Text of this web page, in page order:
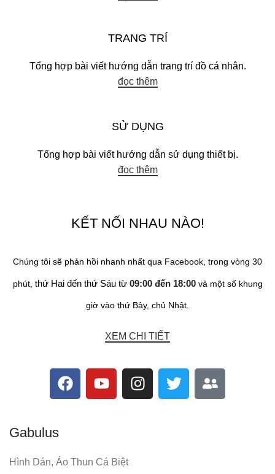
TRANG TRÍ
Tổng hợp bài viết hướng dẫn trang trí đồ cá nhân.
đọc thêm
SỬ DỤNG
Tổng hợp bài viết hướng dẫn sử dụng thiết bị.
đọc thêm
KẾT NỐI NHAU NÀO!
Chúng tôi sẽ phản hồi nhanh nhất qua Facebook, trong vòng 30
phút, thứ Hai đến thứ Sáu từ 09:00 đến 18:00và một số khung
giờ vào thứ Bảy, chủ Nhật.
XEM CHI TIẾT
Gabulus
Hình Dán, Áo Thun Cá Biệt